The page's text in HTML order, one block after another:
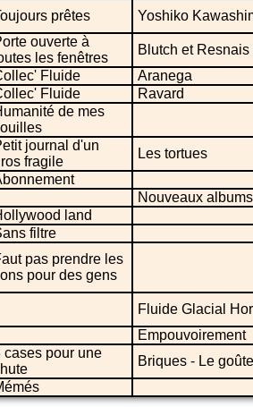
prêtes Yoshiko
ouverte à
les fenêtres
Blutch et
Fluide
Aranega
Fluide
Ravard
de mes
journal d'un
fragile
Les tortues
Nouveaux albums
land
filtre
pas prendre les
pour des gens
Fluide Glacial
Empouvoirement
cases pour une
Briques - Le